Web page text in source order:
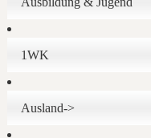
1WK
Ausland->